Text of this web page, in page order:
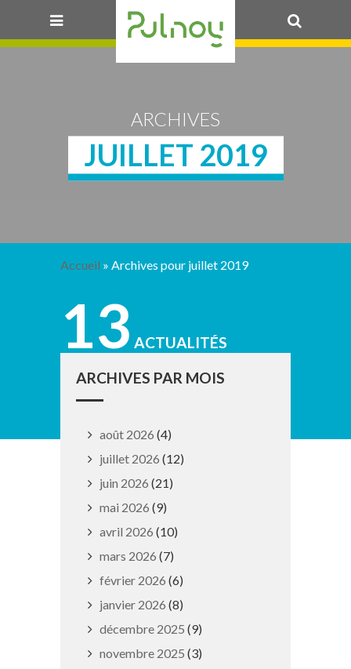
ARCHIVES
JUILLET 2019
Accueil »Archives pour juillet 2019
13 ACTUALITÉS
ARCHIVES PAR MOIS
août 2026 (4)
juillet 2026 (12)
juin 2026 (21)
mai 2026 (9)
avril 2026 (10)
mars 2026 (7)
février 2026 (6)
janvier 2026 (8)
décembre 2025 (9)
novembre 2025 (3)